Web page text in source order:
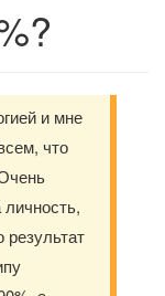
и мне
что
результат